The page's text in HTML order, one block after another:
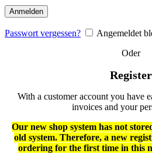
Anmelden
Passwort vergessen?
Angemeldet
Oder
Register
With a customer account you have
invoices and your
Our new shop system has not
old system. Therefore, a new
ordering for the first time in this